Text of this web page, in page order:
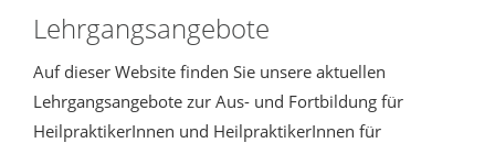
Lehrgangsangebote
Auf dieser Website finden Sie unsere aktuellen
Lehrgangsangebote zur Aus- und Fortbildung für
HeilpraktikerInnen und HeilpraktikerInnen für